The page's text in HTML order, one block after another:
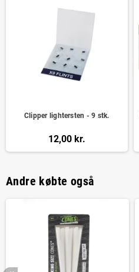
Clipper lightersten - 9 stk.
12,00 kr.
Andre købte også